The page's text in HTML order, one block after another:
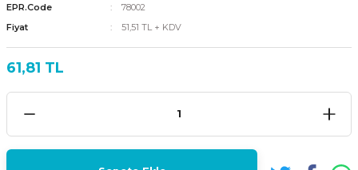
EPR.Code
78002
Fiyat
51,51 TL + KDV
61,81 TL